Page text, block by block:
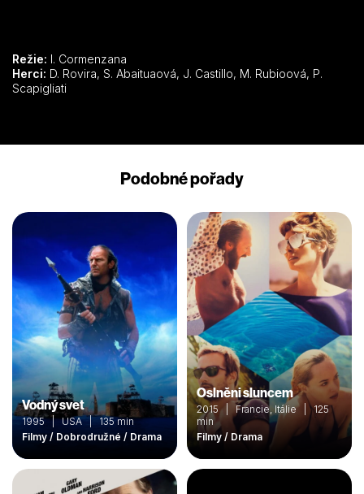
Režie: I. Cormenzana
Herci:
Scapigliati
Podobné pořady
Vodný svet
1995 | USA | 135 min
Filmy / Dobrodružné / Drama
Oslněni sluncem
2015 | Francie, Itálie | 125
min
Filmy / Drama